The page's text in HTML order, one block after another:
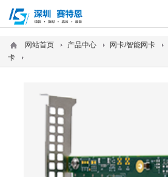
网站首页 产品中心 网卡/智能网卡
卡